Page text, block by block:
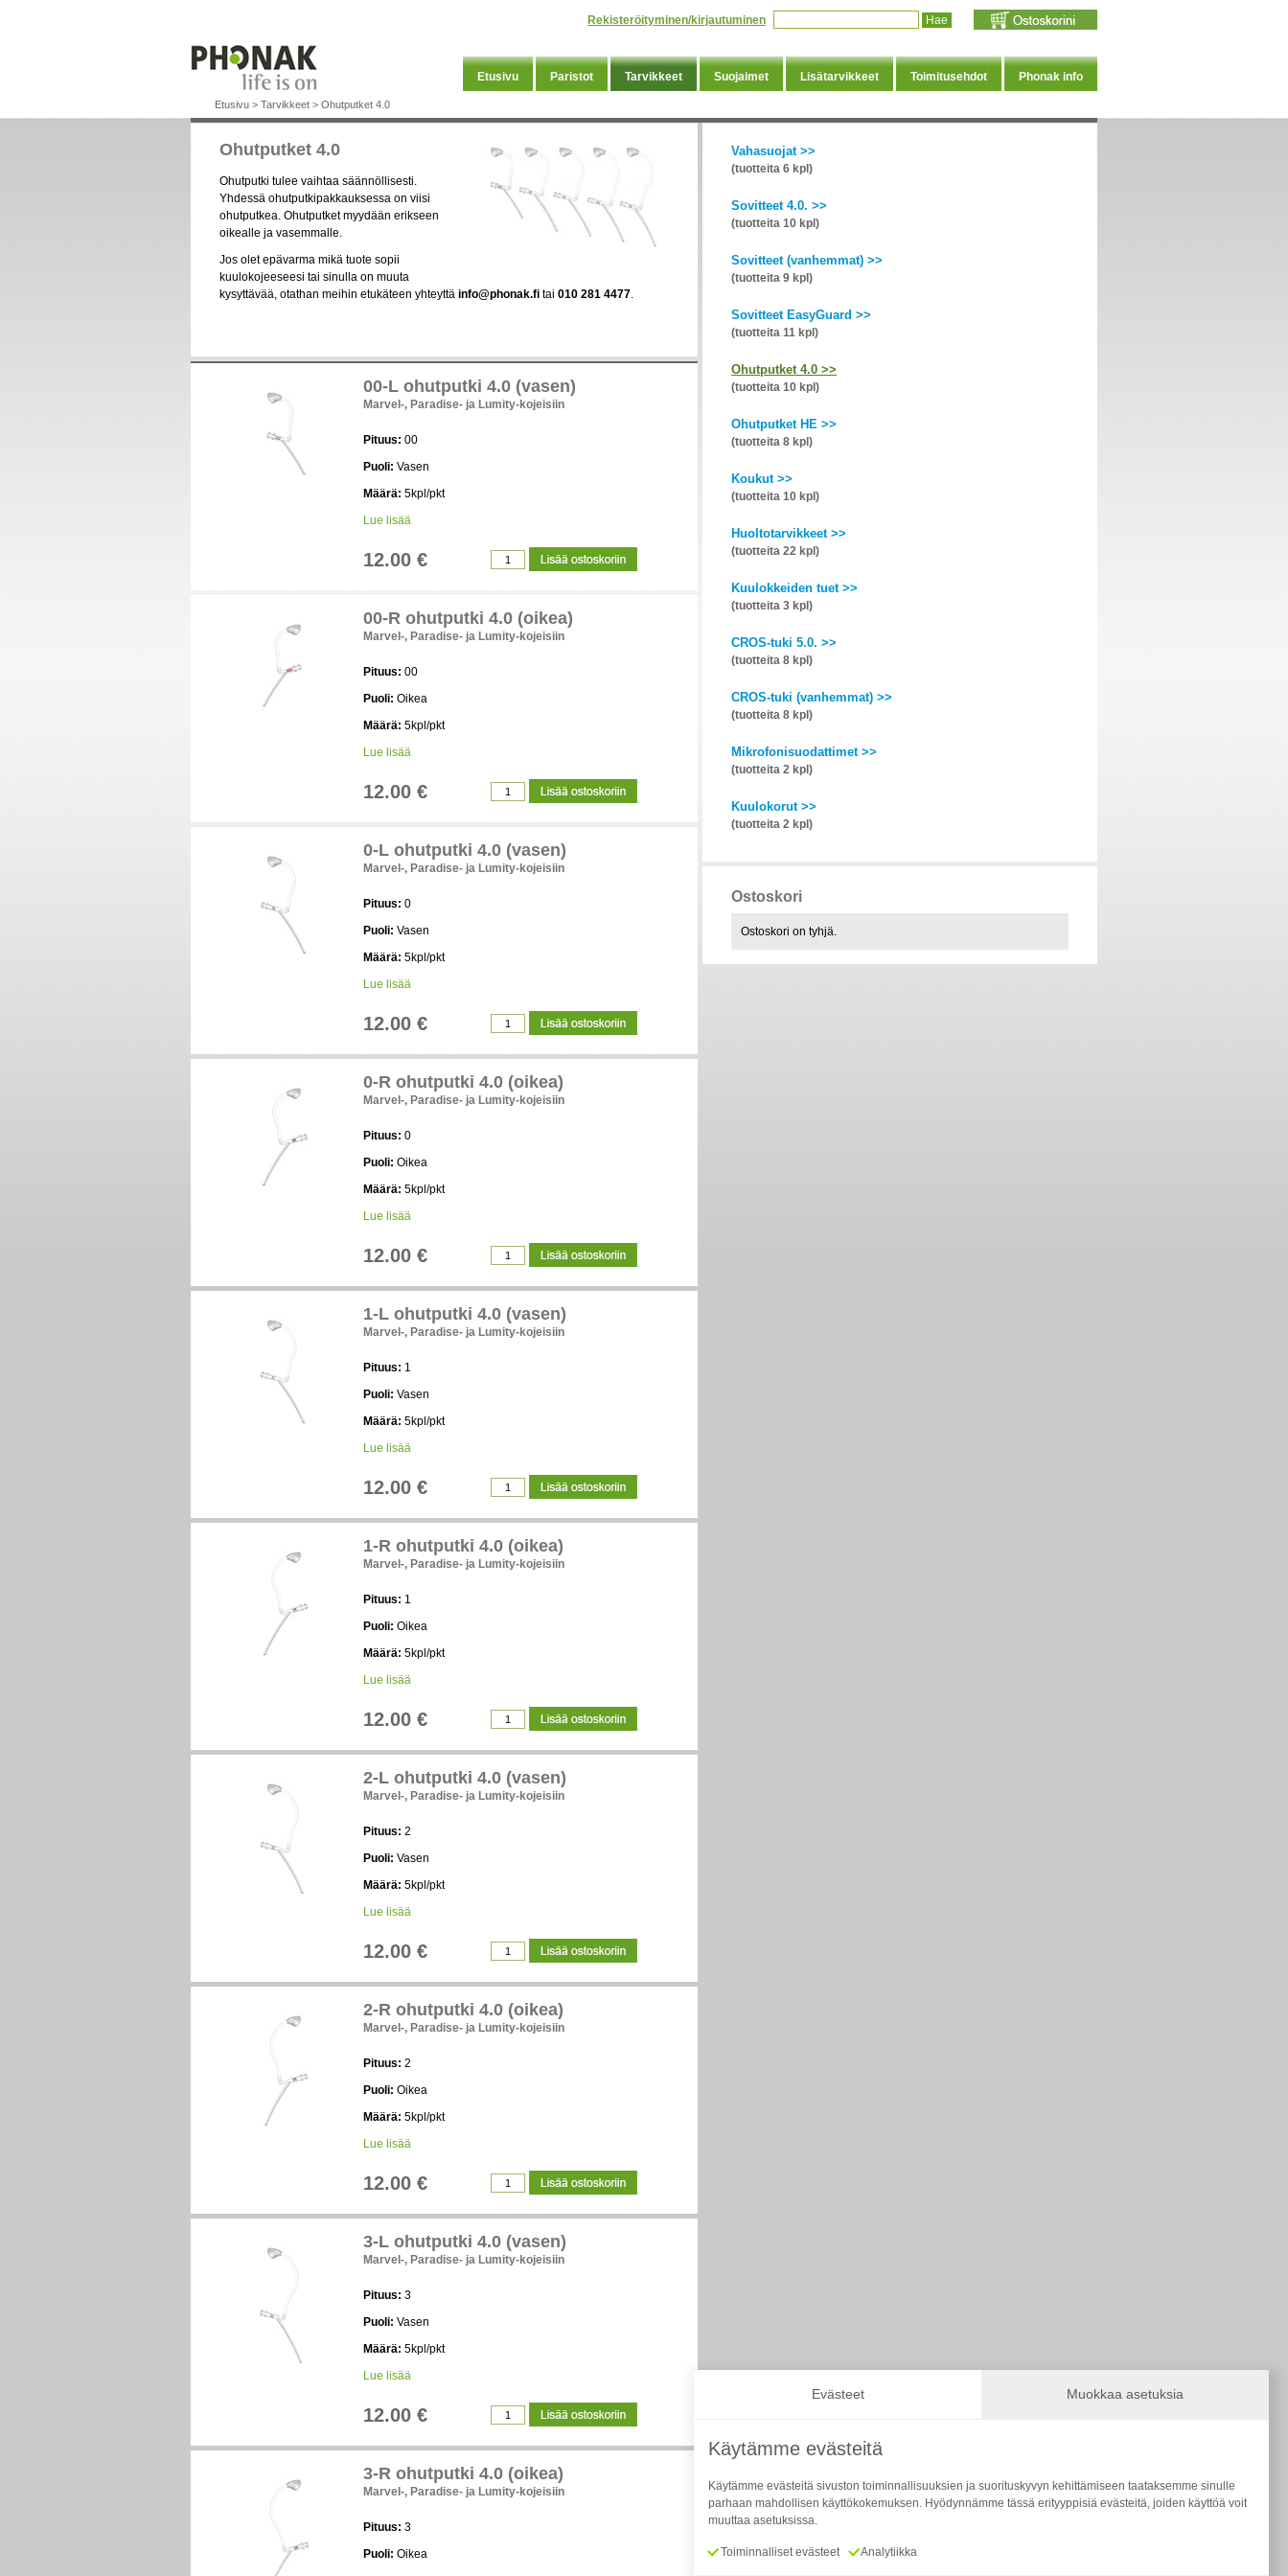
Evästeet Muokkaa asetuksia
Käytämme evästeitä
Käytämme evästeitä sivuston toiminnallisuuksien ja suorituskyvyn kehittämiseen taataksemme sinulle
parhaan mahdollisen käyttökokemuksen. Hyödynnämme tässä erityyppisiä evästeitä, joiden käyttöä voit
muuttaa asetuksissa.
Toiminnalliset evästeet Analytiikka
Rekisteröityminen/kirjautuminen
Etusivu Paristot Tarvikkeet Suojaimet Lisätarvikkeet Toimitusehdot Phonak info
Etusivu > Tarvikkeet > Ohutputket 4.0
Ohutputket 4.0
Ohutputki tulee vaihtaa säännöllisesti.
Yhdessä ohutputkipakkauksessa on viisi
ohutputkea. Ohutputket myydään erikseen
oikealle ja vasemmalle.
Jos olet epävarma mikä tuote sopii
kuulokojeeseesi tai sinulla on muuta
kysyttävää, otathan meihin etukäteen yhteyttä info@phonak.fi tai 010 281 4477.
00-L ohutputki 4.0 (vasen)
Marvel-, Paradise- ja Lumity-kojeisiin
Pituus: 00
Puoli: Vasen
Määrä: 5kpl/pkt
Lue lisää
12.00 €
00-R ohutputki 4.0 (oikea)
Marvel-, Paradise- ja Lumity-kojeisiin
Pituus: 00
Puoli: Oikea
Määrä: 5kpl/pkt
Lue lisää
12.00 €
0-L ohutputki 4.0 (vasen)
Marvel-, Paradise- ja Lumity-kojeisiin
Pituus: 0
Puoli: Vasen
Määrä: 5kpl/pkt
Lue lisää
12.00 €
0-R ohutputki 4.0 (oikea)
Marvel-, Paradise- ja Lumity-kojeisiin
Pituus: 0
Puoli: Oikea
Määrä: 5kpl/pkt
Lue lisää
12.00 €
1-L ohutputki 4.0 (vasen)
Marvel-, Paradise- ja Lumity-kojeisiin
Pituus: 1
Puoli: Vasen
Määrä: 5kpl/pkt
Lue lisää
12.00 €
1-R ohutputki 4.0 (oikea)
Marvel-, Paradise- ja Lumity-kojeisiin
Pituus: 1
Puoli: Oikea
Määrä: 5kpl/pkt
Lue lisää
12.00 €
2-L ohutputki 4.0 (vasen)
Marvel-, Paradise- ja Lumity-kojeisiin
Pituus: 2
Puoli: Vasen
Määrä: 5kpl/pkt
Lue lisää
12.00 €
2-R ohutputki 4.0 (oikea)
Marvel-, Paradise- ja Lumity-kojeisiin
Pituus: 2
Puoli: Oikea
Määrä: 5kpl/pkt
Lue lisää
12.00 €
3-L ohutputki 4.0 (vasen)
Marvel-, Paradise- ja Lumity-kojeisiin
Pituus: 3
Puoli: Vasen
Määrä: 5kpl/pkt
Lue lisää
12.00 €
3-R ohutputki 4.0 (oikea)
Marvel-, Paradise- ja Lumity-kojeisiin
Pituus: 3
Puoli: Oikea
Vahasuojat >>
(tuotteita 6 kpl)
Sovitteet 4.0. >>
(tuotteita 10 kpl)
Sovitteet (vanhemmat) >>
(tuotteita 9 kpl)
Sovitteet EasyGuard >>
(tuotteita 11 kpl)
Ohutputket 4.0 >>
(tuotteita 10 kpl)
Ohutputket HE >>
(tuotteita 8 kpl)
Koukut >>
(tuotteita 10 kpl)
Huoltotarvikkeet >>
(tuotteita 22 kpl)
Kuulokkeiden tuet >>
(tuotteita 3 kpl)
CROS-tuki 5.0. >>
(tuotteita 8 kpl)
CROS-tuki (vanhemmat) >>
(tuotteita 8 kpl)
Mikrofonisuodattimet >>
(tuotteita 2 kpl)
Kuulokorut >>
(tuotteita 2 kpl)
Ostoskori
Ostoskori on tyhjä.